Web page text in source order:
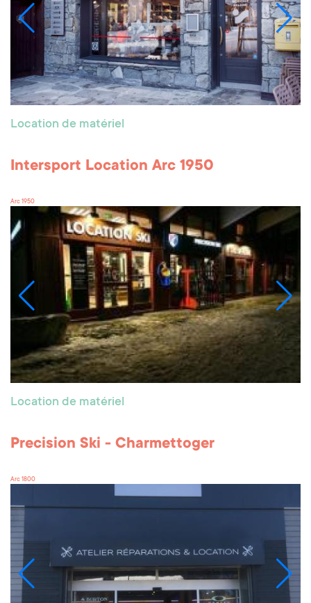
Location de matériel
Intersport Location Arc 1950
Arc 1950
Location de matériel
Precision Ski - Charmettoger
Arc 1800